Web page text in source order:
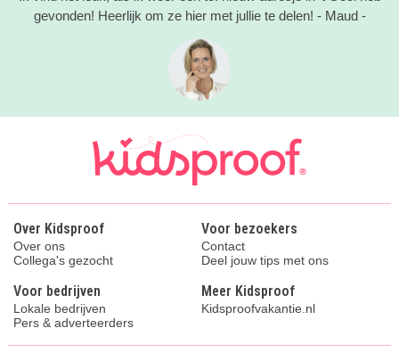
gevonden! Heerlijk om ze hier met jullie te delen! - Maud -
Over Kidsproof
Over ons
Collega's gezocht
Voor bezoekers
Contact
Deel jouw tips met ons
Voor bedrijven
Lokale bedrijven
Pers & adverteerders
Meer Kidsproof
Kidsproofvakantie.nl